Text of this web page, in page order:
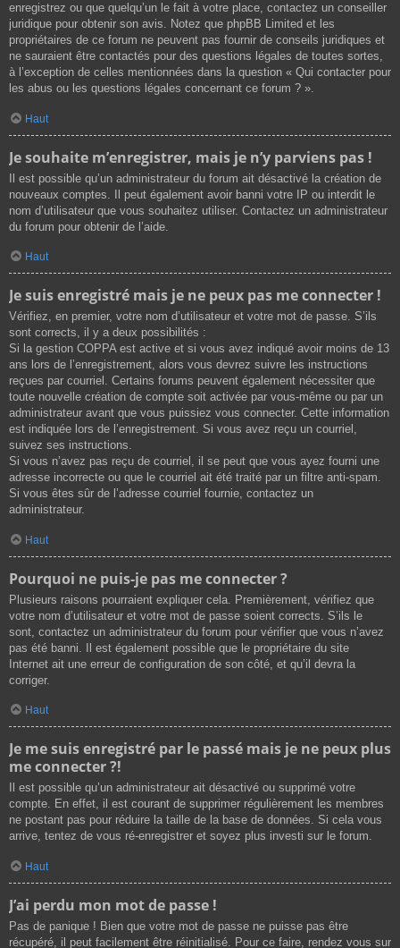
enregistrez ou que quelqu’un le fait à votre place, contactez un conseiller
juridique pour obtenir son avis. Notez que phpBB Limited et les
propriétaires de ce forum ne peuvent pas fournir de conseils juridiques et
ne sauraient être contactés pour des questions légales de toutes sortes,
à l’exception de celles mentionnées dans la question « Qui contacter pour
les abus ou les questions légales concernant ce forum ? ».
Haut
Je souhaite m’enregistrer, mais je n’y parviens pas !
Il est possible qu’un administrateur du forum ait désactivé la création de
nouveaux comptes. Il peut également avoir banni votre IP ou interdit le
nom d’utilisateur que vous souhaitez utiliser. Contactez un administrateur
du forum pour obtenir de l’aide.
Haut
Je suis enregistré mais je ne peux pas me connecter !
Vérifiez, en premier, votre nom d’utilisateur et votre mot de passe. S’ils
sont corrects, il y a deux possibilités :
Si la gestion COPPA est active et si vous avez indiqué avoir moins de 13
ans lors de l’enregistrement, alors vous devrez suivre les instructions
reçues par courriel. Certains forums peuvent également nécessiter que
toute nouvelle création de compte soit activée par vous-même ou par un
administrateur avant que vous puissiez vous connecter. Cette information
est indiquée lors de l’enregistrement. Si vous avez reçu un courriel,
suivez ses instructions.
Si vous n’avez pas reçu de courriel, il se peut que vous ayez fourni une
adresse incorrecte ou que le courriel ait été traité par un filtre anti-spam.
Si vous êtes sûr de l’adresse courriel fournie, contactez un
administrateur.
Haut
Pourquoi ne puis-je pas me connecter ?
Plusieurs raisons pourraient expliquer cela. Premièrement, vérifiez que
votre nom d’utilisateur et votre mot de passe soient corrects. S’ils le
sont, contactez un administrateur du forum pour vérifier que vous n’avez
pas été banni. Il est également possible que le propriétaire du site
Internet ait une erreur de configuration de son côté, et qu’il devra la
corriger.
Haut
Je me suis enregistré par le passé mais je ne peux plus
me connecter ?!
Il est possible qu’un administrateur ait désactivé ou supprimé votre
compte. En effet, il est courant de supprimer régulièrement les membres
ne postant pas pour réduire la taille de la base de données. Si cela vous
arrive, tentez de vous ré-enregistrer et soyez plus investi sur le forum.
Haut
J’ai perdu mon mot de passe !
Pas de panique ! Bien que votre mot de passe ne puisse pas être
récupéré, il peut facilement être réinitialisé. Pour ce faire, rendez vous sur